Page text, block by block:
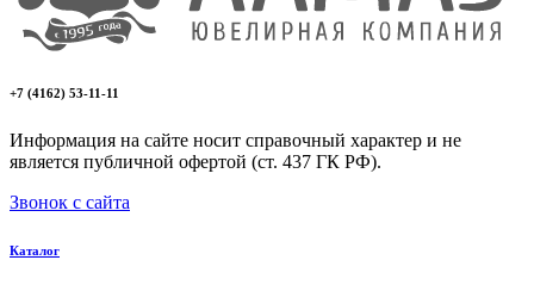
+7 (4162) 53-11-11
Информация на сайте носит справочный характер и не
является публичной офертой (ст. 437 ГК РФ).
Звонок с сайта
Каталог